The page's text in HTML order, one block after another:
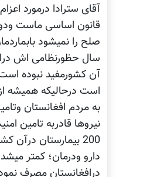
آقای سترادا درمورد
قانون اساسی ماست
صلح را نمیشود
آن کشورمفید نبوده
است درحالیکه همیشه
به مردم افغانستان
نیروها قادربه تامین
200 بیمارستان
درافغانستان مصرف